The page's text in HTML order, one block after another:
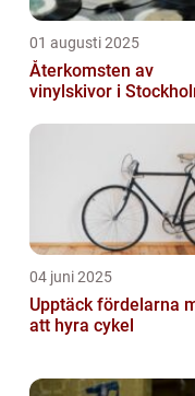
01 augusti 2025
Återkomsten av
vinylskivor i
04 juni 2025
Upptäck fördelarna
att hyra cykel